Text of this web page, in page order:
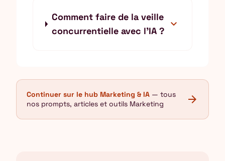
Comment faire de la veille
concurrentielle avec l'IA ? expand_more
Continuer sur le hub Marketing & IA — tous
nos prompts, articles et outils Marketing
arrow_forward